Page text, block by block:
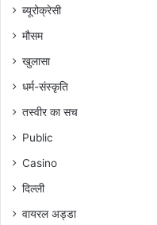
ब्यूरोक्रेसी
मौसम
खुलासा
धर्म-संस्कृति
तस्वीर का सच
Public
Casino
दिल्ली
वायरल अड्डा